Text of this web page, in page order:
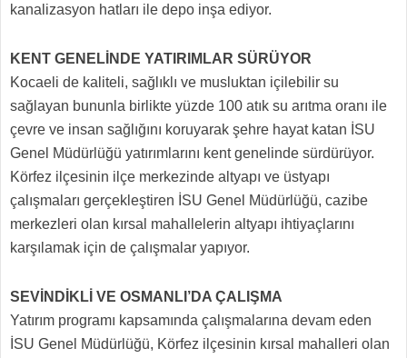
kanalizasyon hatları ile depo inşa ediyor.
KENT GENELİNDE YATIRIMLAR SÜRÜYOR
Kocaeli de kaliteli, sağlıklı ve musluktan içilebilir su
sağlayan bununla birlikte yüzde 100 atık su arıtma oranı ile
çevre ve insan sağlığını koruyarak şehre hayat katan İSU
Genel Müdürlüğü yatırımlarını kent genelinde sürdürüyor.
Körfez ilçesinin ilçe merkezinde altyapı ve üstyapı
çalışmaları gerçekleştiren İSU Genel Müdürlüğü, cazibe
merkezleri olan kırsal mahallelerin altyapı ihtiyaçlarını
karşılamak için de çalışmalar yapıyor.
SEVİNDİKLİ VE OSMANLI’DA ÇALIŞMA
Yatırım programı kapsamında çalışmalarına devam eden
İSU Genel Müdürlüğü, Körfez ilçesinin kırsal mahalleri olan